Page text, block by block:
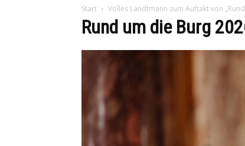
Start Volles Landtmann zum Auftakt von
Rund um die Burg